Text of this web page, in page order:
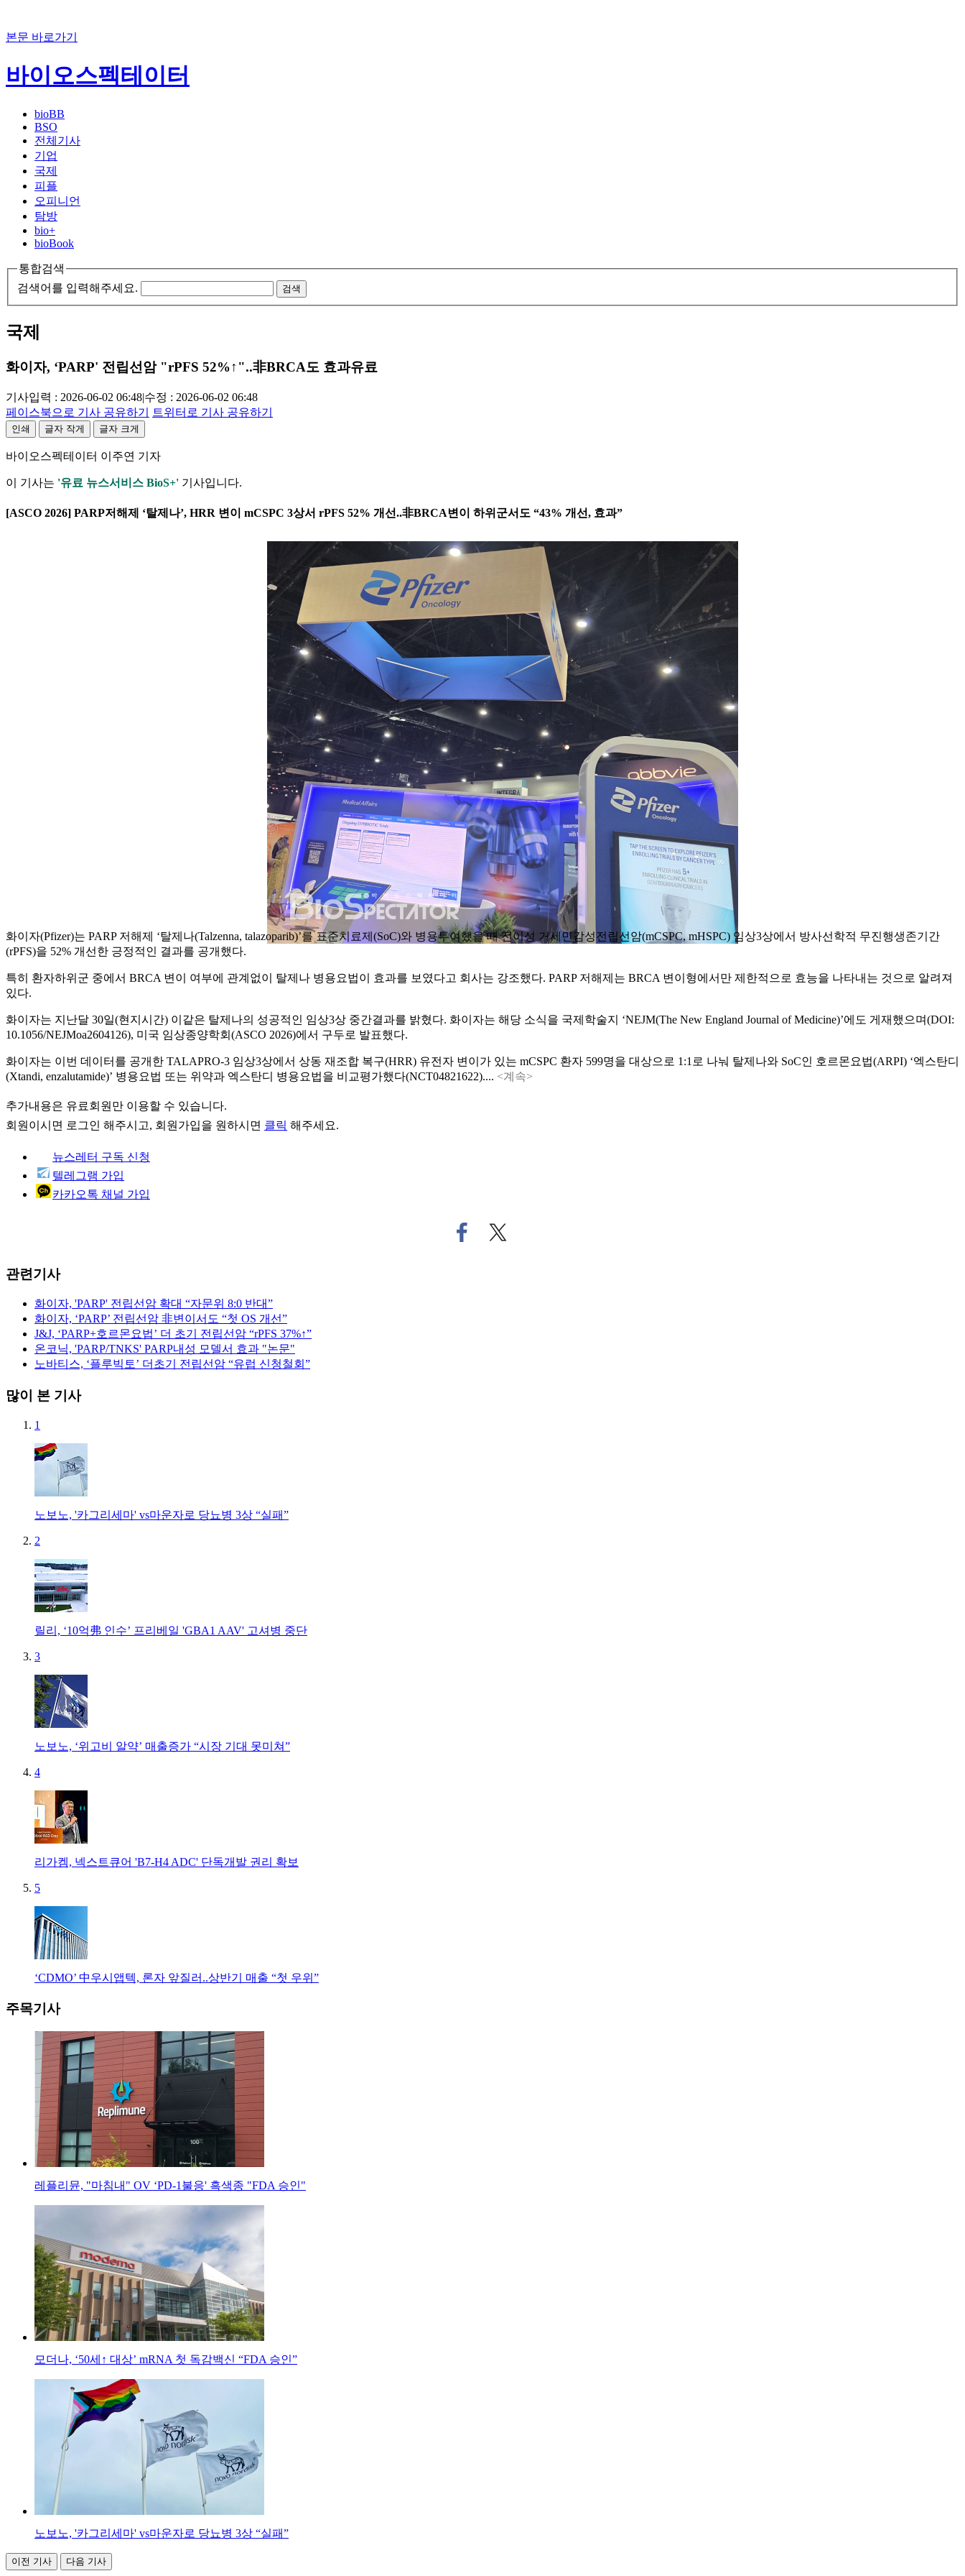
본문 바로가기
바이오스펙테이터
bioBB
BSO
전체기사
기업
국제
피플
오피니언
탐방
bio+
bioBook
통합검색
검색어를 입력해주세요.
검색
국제
화이자, ‘PARP' 전립선암 "rPFS 52%↑"..非BRCA도 효과유료
기사입력 : 2026-06-02 06:48|수정 : 2026-06-02 06:48
페이스북으로 기사 공유하기
트위터로 기사 공유하기
인쇄 글자 작게 글자 크게
바이오스펙테이터 이주연 기자
이 기사는 '유료 뉴스서비스 BioS+' 기사입니다.
[ASCO 2026] PARP저해제 ‘탈제나’, HRR 변이 mCSPC 3상서 rPFS 52% 개선..非BRCA변이 하위군서도 “43% 개선, 효과”
화이자(Pfizer)는 PARP 저해제 ‘탈제나(Talzenna, talazoparib)’를 표준치료제(SoC)와 병용투여했을 때 전이성 거세민감성전립선암(mCSPC, mHSPC) 임상3상에서 방사선학적 무진행생존기간
(rPFS)을 52% 개선한 긍정적인 결과를 공개했다.
특히 환자하위군 중에서 BRCA 변이 여부에 관계없이 탈제나 병용요법이 효과를 보였다고 회사는 강조했다. PARP 저해제는 BRCA 변이형에서만 제한적으로 효능을 나타내는 것으로 알려져
있다.
화이자는 지난달 30일(현지시간) 이같은 탈제나의 성공적인 임상3상 중간결과를 밝혔다. 화이자는 해당 소식을 국제학술지 ‘NEJM(The New England Journal of Medicine)’에도 게재했으며(DOI:
10.1056/NEJMoa2604126), 미국 임상종양학회(ASCO 2026)에서 구두로 발표했다.
화이자는 이번 데이터를 공개한 TALAPRO-3 임상3상에서 상동 재조합 복구(HRR) 유전자 변이가 있는 mCSPC 환자 599명을 대상으로 1:1로 나눠 탈제나와 SoC인 호르몬요법(ARPI) ‘엑스탄디
(Xtandi, enzalutamide)’ 병용요법 또는 위약과 엑스탄디 병용요법을 비교평가했다(NCT04821622).... <계속>
추가내용은 유료회원만 이용할 수 있습니다.
회원이시면 로그인 해주시고, 회원가입을 원하시면 클릭 해주세요.
뉴스레터 구독 신청
텔레그램 가입
카카오톡 채널 가입
페
이
트
위
관련기사
화이자, 'PARP' 전립선암 확대 “자문위 8:0 반대”
화이자, ‘PARP’ 전립선암 非변이서도 “첫 OS 개선”
J&J, ‘PARP+호르몬요법’ 더 초기 전립선암 “rPFS 37%↑”
온코닉, 'PARP/TNKS' PARP내성 모델서 효과 "논문"
노바티스, ‘플루빅토’ 더초기 전립선암 “유럽 신청철회”
많이 본 기사
1
노보노, '카그리세마' vs마운자로 당뇨병 3상 “실패”
2
릴리, ‘10억弗 인수’ 프리베일 'GBA1 AAV' 고셔병 중단
3
노보노, ‘위고비 알약’ 매출증가 “시장 기대 못미쳐”
4
리가켐, 넥스트큐어 'B7-H4 ADC' 단독개발 권리 확보
5
‘CDMO’ 中우시앱텍, 론자 앞질러..상반기 매출 “첫 우위”
주목기사
레플리뮨, "마침내" OV ‘PD-1불응' 흑색종 "FDA 승인"
모더나, ‘50세↑ 대상’ mRNA 첫 독감백신 “FDA 승인”
노보노, '카그리세마' vs마운자로 당뇨병 3상 “실패”
이전 기사 다음 기사